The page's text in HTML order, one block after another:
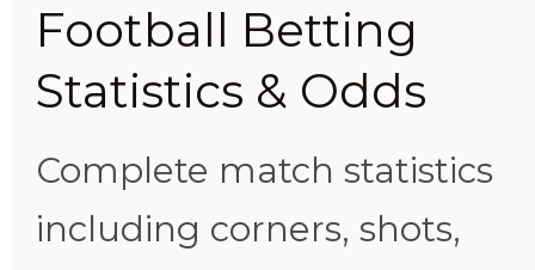
Football Betting
Statistics & Odds
Complete match statistics
including corners, shots,